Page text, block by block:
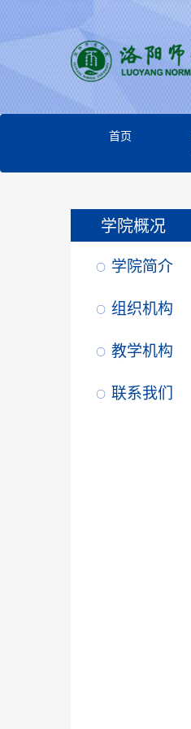
首页
学院概况
学院简介
组织机构
教学机构
联系我们